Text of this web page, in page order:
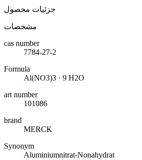
جزئیات محصول
مشخصات
cas number
7784-27-2
Formula
Al(NO3)3 · 9 H2O
art number
101086
brand
MERCK
Synonym
Aluminiumnitrat-Nonahydrat